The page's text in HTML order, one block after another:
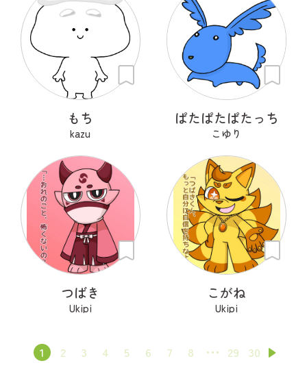
もち
kazu
ぱたぱたぱたっち
こゆり
つばき
Ukipi
こがね
Ukipi
1 2 3 4 5 6 7 8 29 30